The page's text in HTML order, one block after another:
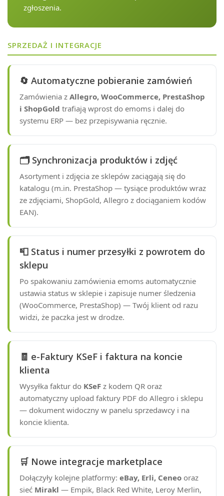
zgłoszenia.
SPRZEDAŻ I INTEGRACJE
🔄 Automatyczne pobieranie zamówień
Zamówienia z Allegro, WooCommerce, PrestaShop
i ShopGold trafiają wprost do emoms i dalej do
systemu ERP — bez przepisywania ręcznie.
🗂 Synchronizacja produktów i zdjęć
Asortyment i zdjęcia ze sklepów zaciągają się do
katalogu (m.in. PrestaShop — tysiące produktów wraz
ze zdjęciami, ShopGold, Allegro z dociąganiem kodów
EAN).
📮 Status i numer przesyłki z powrotem do
sklepu
Po spakowaniu zamówienia emoms automatycznie
ustawia status w sklepie i zapisuje numer śledzenia
(WooCommerce, PrestaShop) — Twój klient od razu
widzi, że paczka jest w drodze.
🧾 e-Faktury KSeF i faktura na koncie
klienta
Wysyłka faktur do KSeF z kodem QR oraz
automatyczny upload faktury PDF do Allegro i sklepu
— dokument widoczny w panelu sprzedawcy i na
koncie klienta.
🛒 Nowe integracje marketplace
Dołączyły kolejne platformy: eBay, Erli, Ceneo oraz
sieć Mirakl — Empik, Black Red White, Leroy Merlin,